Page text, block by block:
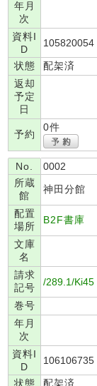
年月
次
資料I
D
105820054
状態
配架済
返却
予定
日
予約
0件
No.
0002
所蔵
館
神田分館
配置
場所
B2F書庫
文庫
名
請求
記号
/289.1/Ki45
巻号
年月
次
資料I
D
106106735
状態
配架済